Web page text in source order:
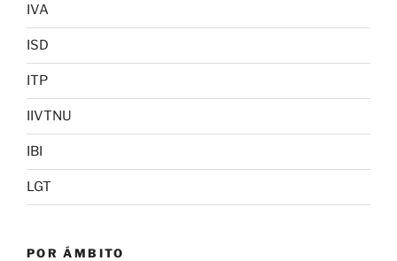
IVA
ISD
ITP
IIVTNU
IBI
LGT
POR ÁMBITO